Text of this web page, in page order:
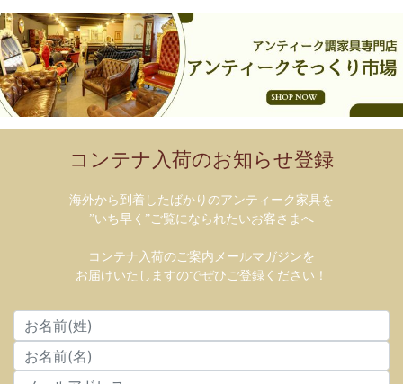
コンテナ入荷のお知らせ登録
海外から到着したばかりのアンティーク家具を
”いち早く”ご覧になられたいお客さまへ
コンテナ入荷のご案内メールマガジンを
お届けいたしますのでぜひご登録ください！